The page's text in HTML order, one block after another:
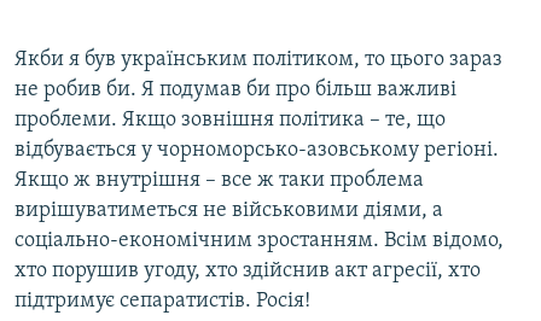
Якби я був українським політиком, то цього зараз
не робив би. Я подумав би про більш важливі
проблеми. Якщо зовнішня політика – те, що
відбувається у чорноморсько-азовському регіоні.
Якщо ж внутрішня – все ж таки проблема
вирішуватиметься не військовими діями, а
соціально-економічним зростанням. Всім відомо,
хто порушив угоду, хто здійснив акт агресії, хто
підтримує сепаратистів. Росія!